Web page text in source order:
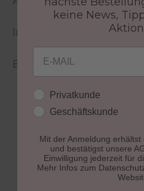
Inhaltsstoffe
Bewertungen
Produktgalerie
Perfektes Finish
keine News,
Email
Kundengruppe
Privatkunde
Geschäftskunde
Mit der Anmeldung
und bestätigst unsere
Einwilligung jederzeit für
Mehr Infos zum